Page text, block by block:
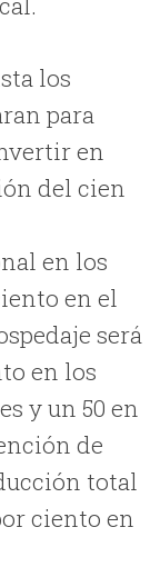
los
para
en
del cien
en los
en el
será
en los
y un 50 en
de
total
ciento en